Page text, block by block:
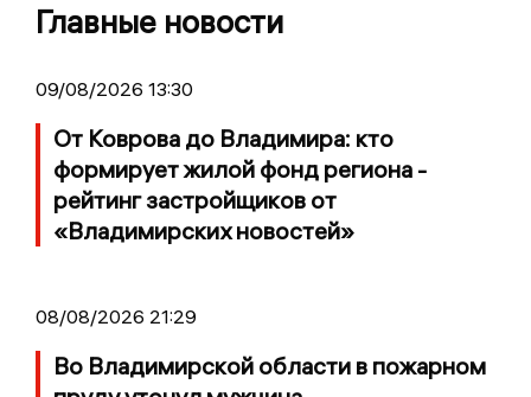
Главные новости
09/08/2026 13:30
От Коврова до Владимира: кто
формирует жилой фонд региона -
рейтинг застройщиков от
«Владимирских новостей»
08/08/2026 21:29
Во Владимирской области в пожарном